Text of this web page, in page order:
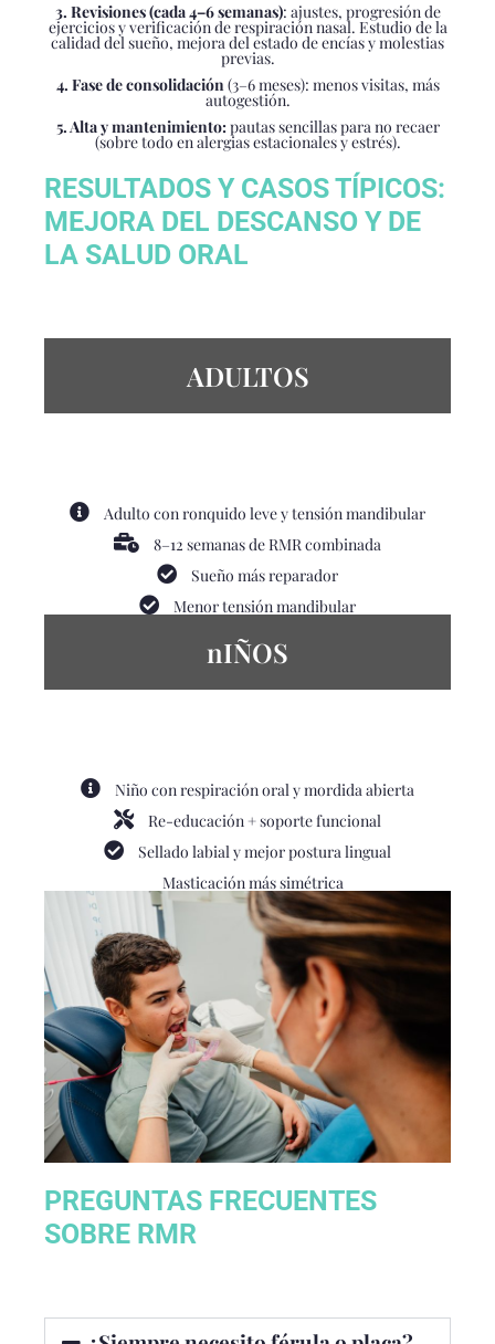
3. Revisiones (cada 4–6 semanas): ajustes, progresión de
ejercicios y verificación de respiración nasal. Estudio de la
calidad del sueño, mejora del estado de encías y molestias
previas.
4. Fase de consolidación(3–6 meses): menos visitas, más
autogestión.
5. Alta y mantenimiento:pautas sencillas para no recaer
(sobre todo en alergias estacionales y estrés).
RESULTADOS Y CASOS TÍPICOS:
MEJORA DEL DESCANSO Y DE
LA SALUD ORAL
ADULTOS
Adulto con ronquido leve y tensión mandibular
8–12 semanas de RMR combinada
Sueño más reparador
Menor tensión mandibular
nIÑOS
Niño con respiración oral y mordida abierta
Re-educación + soporte funcional
Sellado labial y mejor postura lingual
Masticación más simétrica
PREGUNTAS FRECUENTES
SOBRE RMR